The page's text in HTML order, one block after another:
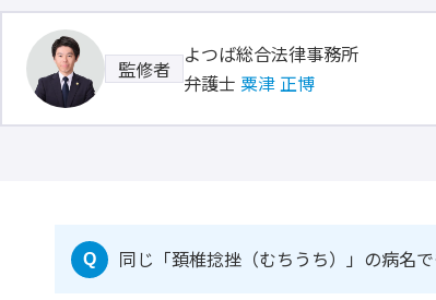
監修者
よつば総合法律事務所
弁護士 粟津 正博
Q 同じ「頚椎捻挫（むちうち）」の病名